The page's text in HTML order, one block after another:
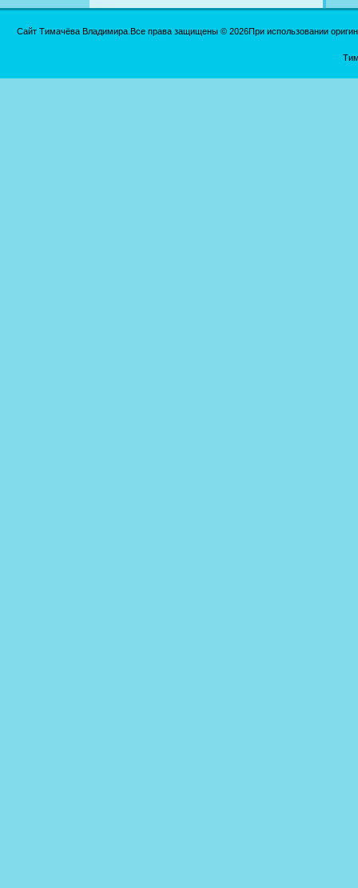
Сайт Тимачёва Владимира.Все права защищены © 2026При использовании